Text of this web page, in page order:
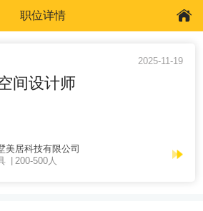
职位详情
2025-11-19
间设计师
美居科技有限公司
200-500人